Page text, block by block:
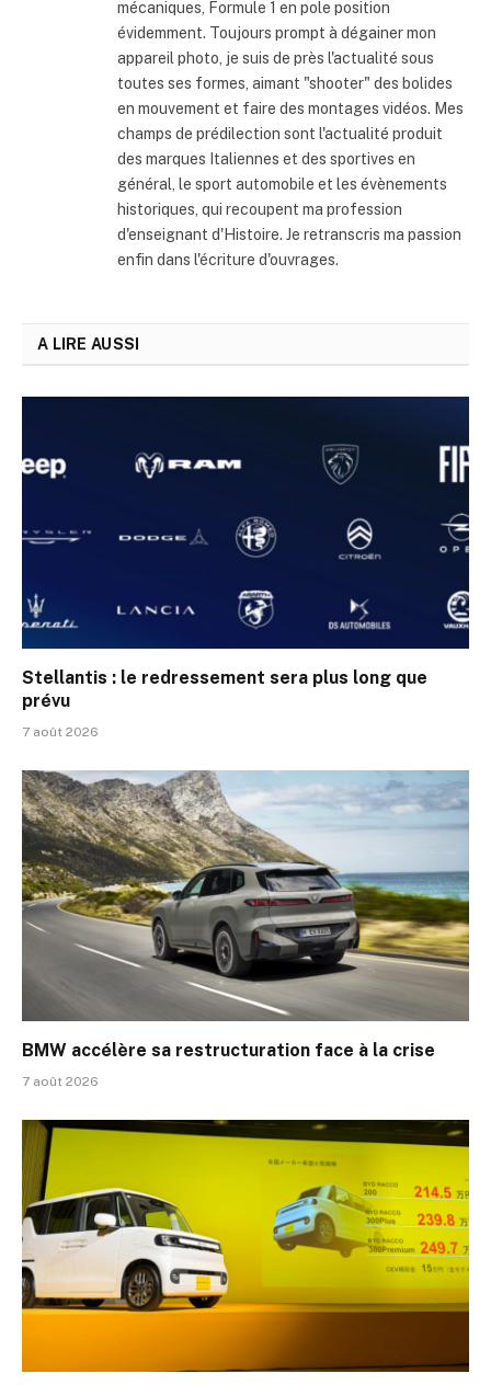
mécaniques, Formule 1 en pole position
évidemment. Toujours prompt à dégainer mon
appareil photo, je suis de près l'actualité sous
toutes ses formes, aimant "shooter" des bolides
en mouvement et faire des montages vidéos. Mes
champs de prédilection sont l'actualité produit
des marques Italiennes et des sportives en
général, le sport automobile et les évènements
historiques, qui recoupent ma profession
d'enseignant d'Histoire. Je retranscris ma passion
enfin dans l'écriture d'ouvrages.
A LIRE AUSSI
Stellantis : le redressement sera plus long que
prévu
7 août 2026
BMW accélère sa restructuration face à la crise
7 août 2026